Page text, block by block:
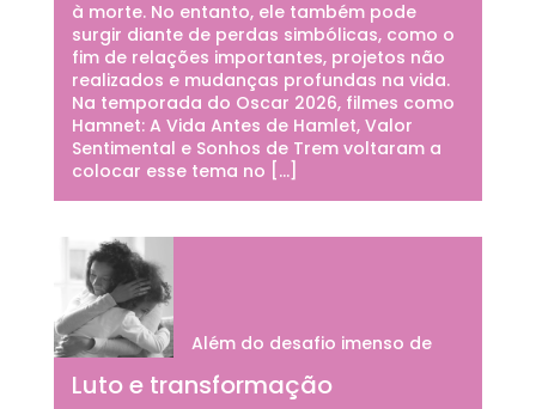
à morte. No entanto, ele também pode
surgir diante de perdas simbólicas, como o
fim de relações importantes, projetos não
realizados e mudanças profundas na vida.
Na temporada do Oscar 2026, filmes como
Hamnet: A Vida Antes de Hamlet, Valor
Sentimental e Sonhos de Trem voltaram a
colocar esse tema no […]
Luto e transformação
Além do desafio imenso de